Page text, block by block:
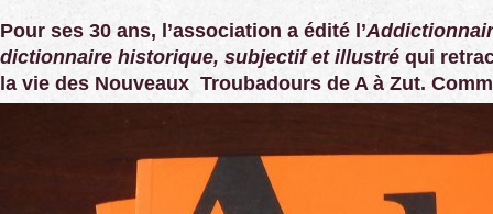
Pour ses 30 ans, l’association a édité l’
dictionnaire historique, subjectif et illustré qui
la vie des Nouveaux Troubadours de A à Zut.